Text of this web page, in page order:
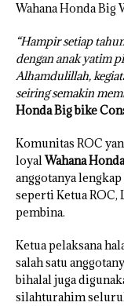
Wahana Honda Big
“Hampir setiap
dengan anak yatim
Alhamdulillah,
seiring semakin
Honda Big bike
Komunitas ROC
loyalWahana
anggotanya
seperti Ketua
pembina.
Ketua pelaksana
salah satu
bihalal juga
silahturahim